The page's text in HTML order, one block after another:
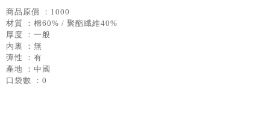
商品原價 ：1000
材質 ：棉60% / 聚酯纖維40%
厚度 ：一般
內裏 ：無
彈性 ：有
產地 ：中國
口袋數 ：0